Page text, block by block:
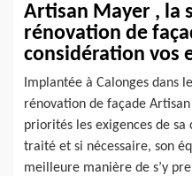
Artisan Mayer , la
rénovation de
considération vos
Implantée à Calonges dans
rénovation de façade
priorités les exigences de sa
traité et si nécessaire, son
meilleure manière de s’y